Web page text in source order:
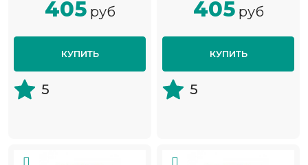
405руб
КУПИТЬ
5
405руб
КУПИТЬ
5